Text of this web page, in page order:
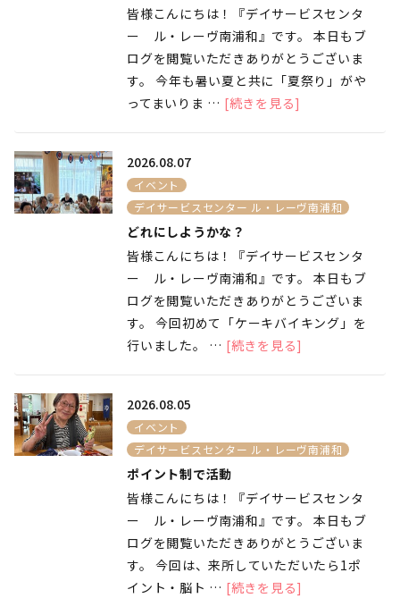
皆様こんにちは！『デイサービスセンタ
ー ル・レーヴ南浦和』です。 本日もブ
ログを閲覧いただきありがとうございま
す。 今年も暑い夏と共に「夏祭り」がや
ってまいりま … [続きを見る]
2026.08.07
イベント
デイサービスセンター ル・レーヴ南浦和
どれにしようかな？
皆様こんにちは！『デイサービスセンタ
ー ル・レーヴ南浦和』です。 本日もブ
ログを閲覧いただきありがとうございま
す。 今回初めて「ケーキバイキング」を
行いました。 … [続きを見る]
2026.08.05
イベント
デイサービスセンター ル・レーヴ南浦和
ポイント制で活動
皆様こんにちは！『デイサービスセンタ
ー ル・レーヴ南浦和』です。 本日もブ
ログを閲覧いただきありがとうございま
す。 今回は、来所していただいたら1ポ
イント・脳ト … [続きを見る]